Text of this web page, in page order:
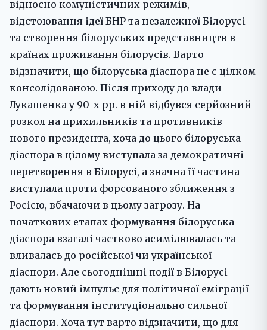
відносно комуністичних режимів,
відстоювання ідеї БНР та незалежної Білорусі
та створення білоруських представництв в
країнах проживання білорусів. Варто
відзначити, що білоруська діаспора не є цілком
консолідованою. Після приходу до влади
Лукашенка у 90-х рр. в ній відбувся серйозний
розкол на прихильників та противників
нового президента, хоча до цього білоруська
діаспора в цілому виступала за демократичні
перетворення в Білорусі, а значна її частина
виступала проти форсованого зближення з
Росією, вбачаючи в цьому загрозу. На
початкових етапах формування білоруська
діаспора взагалі частково асимілювалась та
вливалась до російської чи української
діаспори. Але сьогоднішні події в Білорусі
дають новий імпульс для політичної еміграції
та формування інституціонально сильної
діаспори. Хоча тут варто відзначити, що для